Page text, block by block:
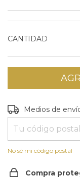
CANTIDAD
Entregas para el CP:
Medios de
No sé mi código postal
Compra